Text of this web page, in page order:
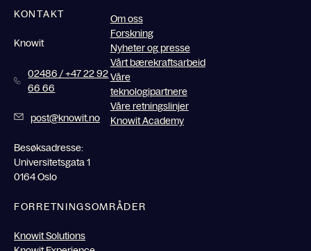
KONTAKT
Knowit
02486 / +47 22 92
66 66
post@knowit.no
Besøksadresse:
Universitetsgata 1
0164 Oslo
Om oss
Forskning
Nyheter og presse
Vårt bærekraftsarbeid
Våre
teknologipartnere
Våre retningslinjer
Knowit Academy
FORRETNINGSOMRÅDER
Knowit Solutions